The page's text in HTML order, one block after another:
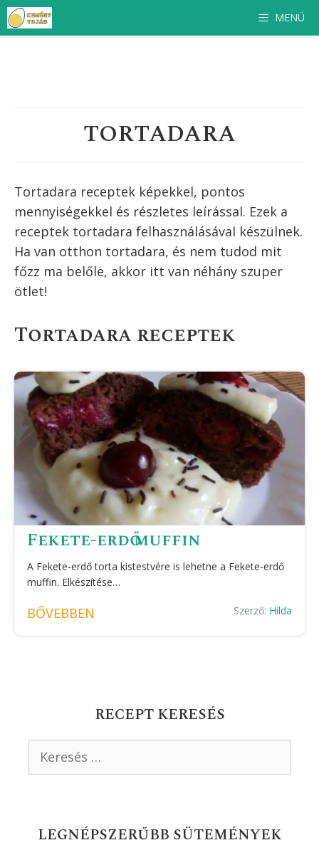
Kilépés
MENÜ
TORTADARA
Tortadara receptek képekkel, pontos
mennyiségekkel és részletes leírással. Ezek a
receptek tortadara felhasználásával készülnek.
Ha van otthon tortadara, és nem tudod mit
főzz ma belőle, akkor itt van néhány szuper
ötlet!
Tortadara receptek
Fekete-erdő muffin
A Fekete-erdő torta kistestvére is lehetne a Fekete-erdő
muffin. Elkészítése…
BŐVEBBEN Szerző: Hilda
RECEPT KERESÉS
LEGNÉPSZERŰBB SÜTEMÉNYEK